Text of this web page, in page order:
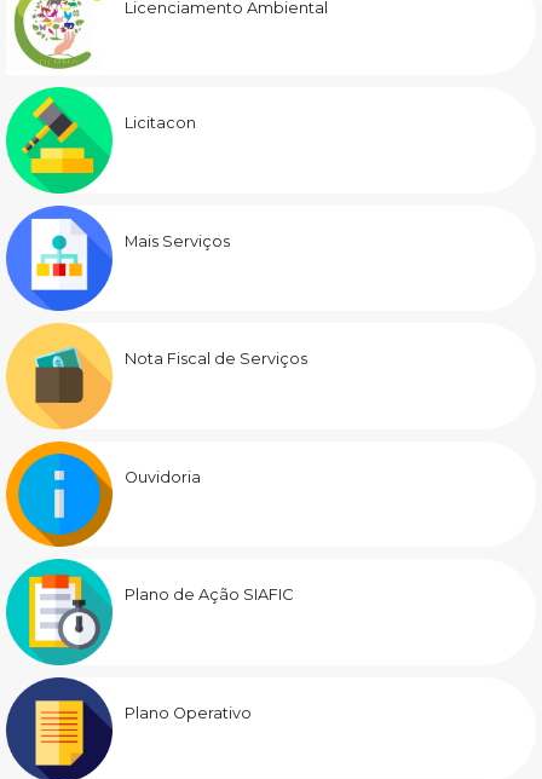
Licenciamento Ambiental
Licitacon
Mais Serviços
Nota Fiscal de Serviços
Ouvidoria
Plano de Ação SIAFIC
Plano Operativo